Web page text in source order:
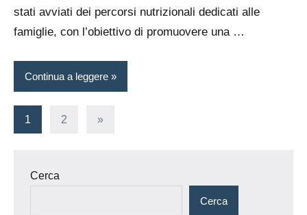
stati avviati dei percorsi nutrizionali dedicati alle
famiglie, con l’obiettivo di promuovere una …
Continua a leggere
Paginazione
articoli
1 2
Articolo
»
Cerca
Cerca